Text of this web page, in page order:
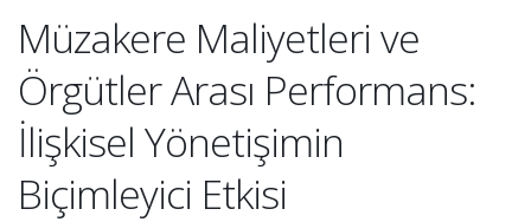
Müzakere Maliyetleri ve
Örgütler Arası Performans:
İlişkisel Yönetişimin
Biçimleyici Etkisi